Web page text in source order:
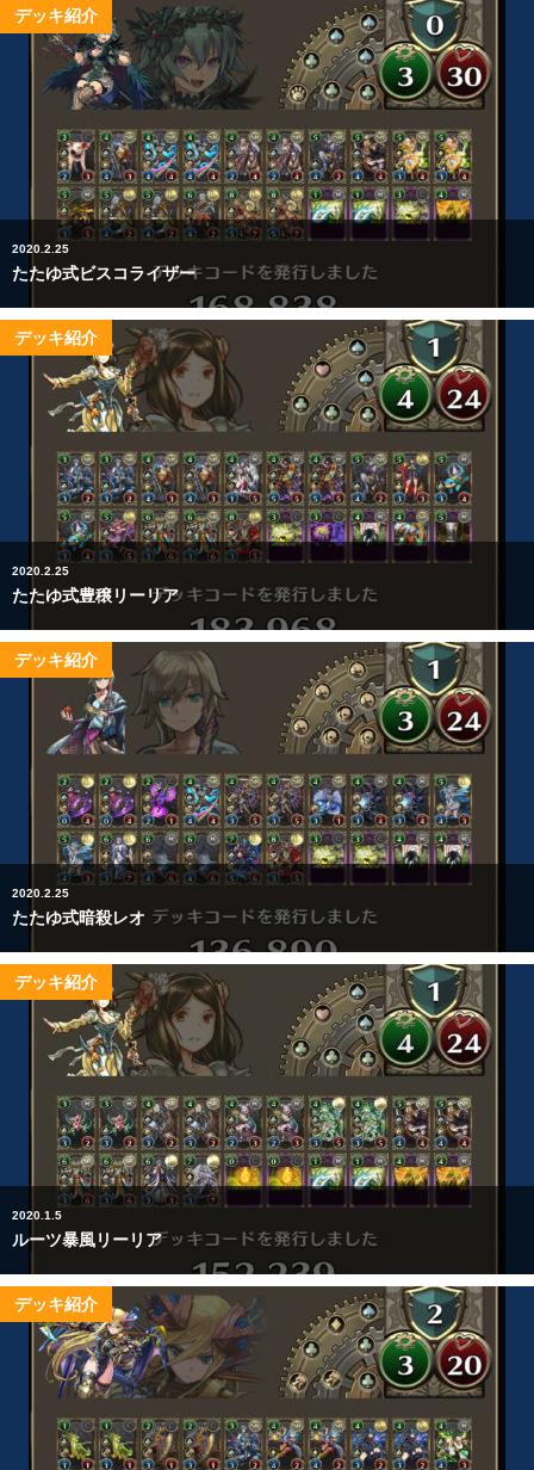
デッキ紹介
2020.2.25
たたゆ式ビスコライザー
デッキ紹介
2020.2.25
たたゆ式豊穣リーリア
デッキ紹介
2020.2.25
たたゆ式暗殺レオ
デッキ紹介
2020.1.5
ルーツ暴風リーリア
デッキ紹介